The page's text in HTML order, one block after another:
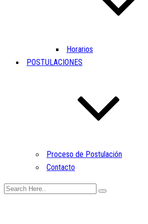
Horarios
POSTULACIONES
Proceso de Postulación
Contacto